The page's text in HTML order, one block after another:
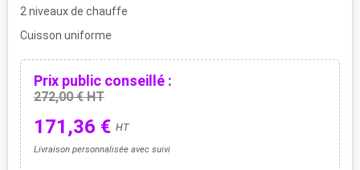
2 niveaux de chauffe
Cuisson uniforme
Prix public conseillé :
272,00 € HT
171,36 € HT
Livraison personnalisée avec suivi